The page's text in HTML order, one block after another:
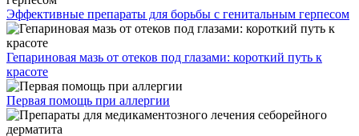
Эффективные препараты для борьбы с генитальным герпесом
Гепариновая мазь от отеков под глазами: короткий путь к
красоте
Первая помощь при аллергии